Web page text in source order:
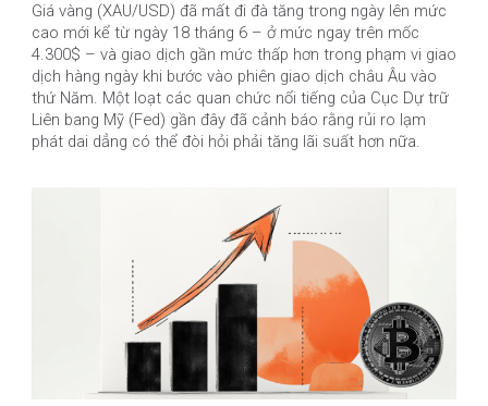
Giá vàng (XAU/USD) đã mất đi đà tăng trong ngày lên mức
cao mới kể từ ngày 18 tháng 6 – ở mức ngay trên mốc
4.300$ – và giao dịch gần mức thấp hơn trong phạm vi giao
dịch hàng ngày khi bước vào phiên giao dịch châu Âu vào
thứ Năm. Một loạt các quan chức nổi tiếng của Cục Dự trữ
Liên bang Mỹ (Fed) gần đây đã cảnh báo rằng rủi ro lạm
phát dai dẳng có thể đòi hỏi phải tăng lãi suất hơn nữa.